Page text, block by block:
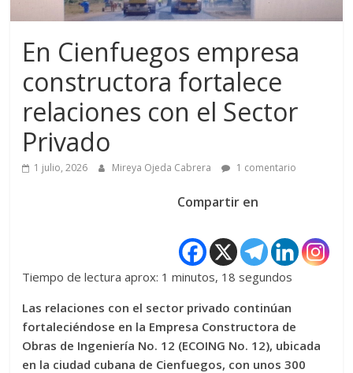
En Cienfuegos empresa
constructora fortalece
relaciones con el Sector
Privado
1 julio, 2026 Mireya Ojeda Cabrera 1 comentario
Compartir en
Tiempo de lectura aprox: 1 minutos, 18 segundos
Las relaciones con el sector privado continúan
fortaleciéndose en la Empresa Constructora de
Obras de Ingeniería No. 12 (ECOING No. 12), ubicada
en la ciudad cubana de Cienfuegos, con unos 300